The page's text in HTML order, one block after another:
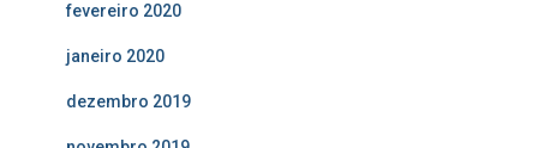
fevereiro 2020
janeiro 2020
dezembro 2019